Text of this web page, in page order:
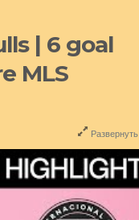
| 6 goal
MLS
Развернуть